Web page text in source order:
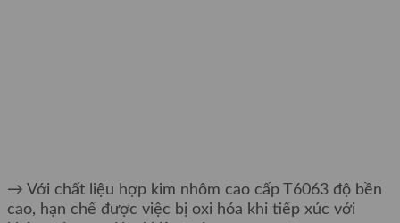
→ Với chất liệu hợp kim nhôm cao cấp T6063 độ bền
cao, hạn chế được việc bị oxi hóa khi tiếp xúc với